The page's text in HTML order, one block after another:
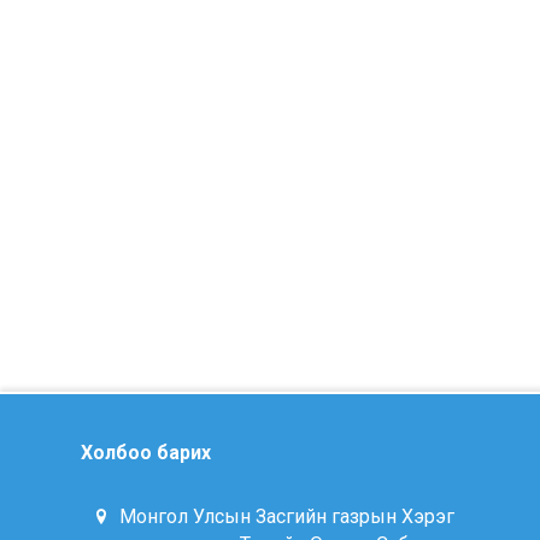
Холбоо барих
Монгол Улсын Засгийн газрын Хэрэг